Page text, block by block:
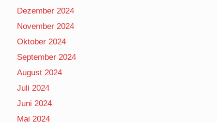
Dezember 2024
November 2024
Oktober 2024
September 2024
August 2024
Juli 2024
Juni 2024
Mai 2024